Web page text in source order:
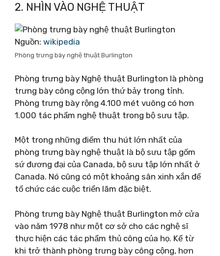
2. NHÌN VÀO NGHỆ THUẬT
Nguồn: wikipedia
Phòng trưng bày nghệ thuật Burlington
Phòng trưng bày Nghệ thuật Burlington là phòng
trưng bày công cộng lớn thứ bảy trong tỉnh.
Phòng trưng bày rộng 4.100 mét vuông có hơn
1.000 tác phẩm nghệ thuật trong bộ sưu tập.
Một trong những điểm thu hút lớn nhất của
phòng trưng bày nghệ thuật là bộ sưu tập gốm
sứ đương đại của Canada, bộ sưu tập lớn nhất ở
Canada. Nó cũng có một khoảng sân xinh xắn để
tổ chức các cuộc triển lãm đặc biệt.
Phòng trưng bày Nghệ thuật Burlington mở cửa
vào năm 1978 như một cơ sở cho các nghệ sĩ
thực hiện các tác phẩm thủ công của họ. Kể từ
khi trở thành phòng trưng bày công cộng, hơn